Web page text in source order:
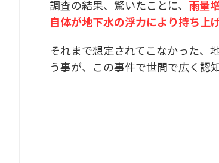
調査の結果、驚いたことに、 雨量
自体が地下水の浮力により持ち上
それまで想定されてこなかった、
う事が、この事件で世間で広く認